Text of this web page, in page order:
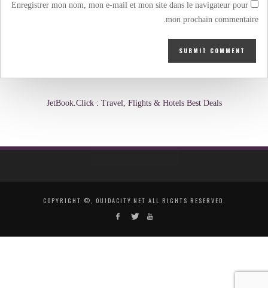
Enregistrer mon nom, mon e-mail et mon site dans le navigateur pour
mon prochain commentaire.
JetBook.Click : Travel, Flights & Hotels Best Deals
COPYRIGHT ©, OUJDACITY.NET ALL RIGHTS RESERVED.